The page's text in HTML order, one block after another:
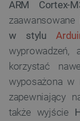
ARM Cortex-
zaawansowane
w stylu
wyprowadzeń,
korzystać
wyposażona w
zapewniający
także wyjście